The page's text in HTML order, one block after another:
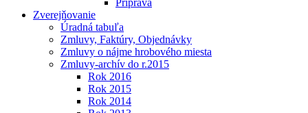
Príprava
Zverejňovanie
Úradná tabuľa
Zmluvy, Faktúry, Objednávky
Zmluvy o nájme hrobového miesta
Zmluvy-archív do r.2015
Rok 2016
Rok 2015
Rok 2014